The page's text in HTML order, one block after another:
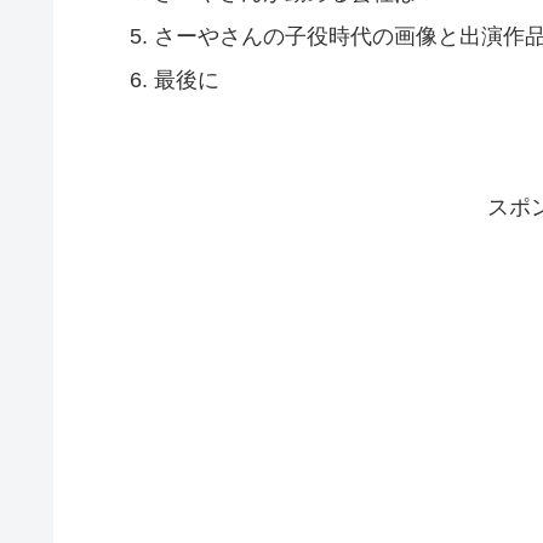
さーやさんの子役時代の画像と出演作
最後に
スポ